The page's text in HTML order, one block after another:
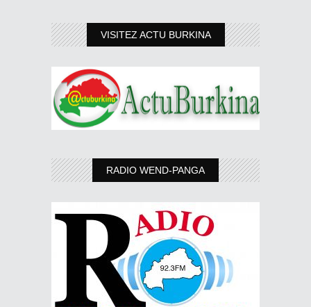
VISITEZ ACTU BURKINA
RADIO WEND-PANGA